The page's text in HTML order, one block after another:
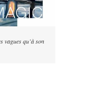
vagues qu’à son